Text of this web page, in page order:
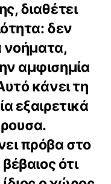
διαθέτει
δεν
νοήματα,
αμφισημία
κάνει τη
εξαιρετικά
πρόβα στο
ότι